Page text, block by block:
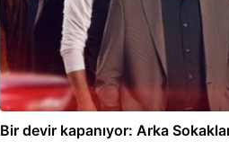
Bir devir kapanıyor: Arka